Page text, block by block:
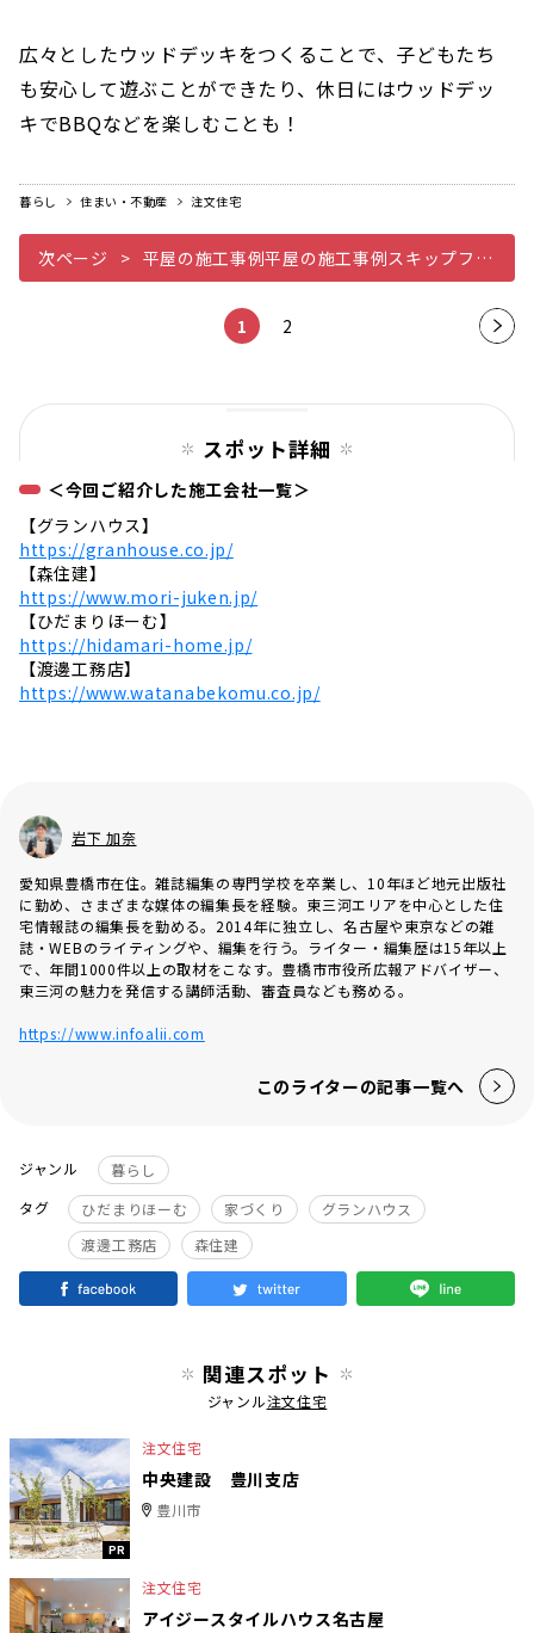
広々としたウッドデッキをつくることで、子どもたち
も安心して遊ぶことができたり、休日にはウッドデッ
キでBBQなどを楽しむことも！
暮らし 住まい・不動産 注文住宅
次ページ 平屋の施工事例平屋の施工事例スキップフロアを活かした平屋
1 2
次の
スポット詳細
＜今回ご紹介した施工会社一覧＞
【グランハウス】
https://granhouse.co.jp/
【森住建】
https://www.mori-juken.jp/
【ひだまりほーむ】
https://hidamari-home.jp/
【渡邊工務店】
https://www.watanabekomu.co.jp/
岩下 加奈
愛知県豊橋市在住。雑誌編集の専門学校を卒業し、10年ほど地元出版社
に勤め、さまざまな媒体の編集長を経験。東三河エリアを中心とした住
宅情報誌の編集長を勤める。2014年に独立し、名古屋や東京などの雑
誌・WEBのライティングや、編集を行う。ライター・編集歴は15年以上
で、年間1000件以上の取材をこなす。豊橋市市役所広報アドバイザー、
東三河の魅力を発信する講師活動、審査員なども務める。
https://www.infoalii.com
このライターの記事一覧へ
ジャンル
暮らし
タグ
ひだまりほーむ 家づくり
グランハウス
渡邊工務店
森住建
関連スポット
ジャンル注文住宅
PR
注文住宅
中央建設 豊川支店
豊川市
注文住宅
アイジースタイルハウス名古屋